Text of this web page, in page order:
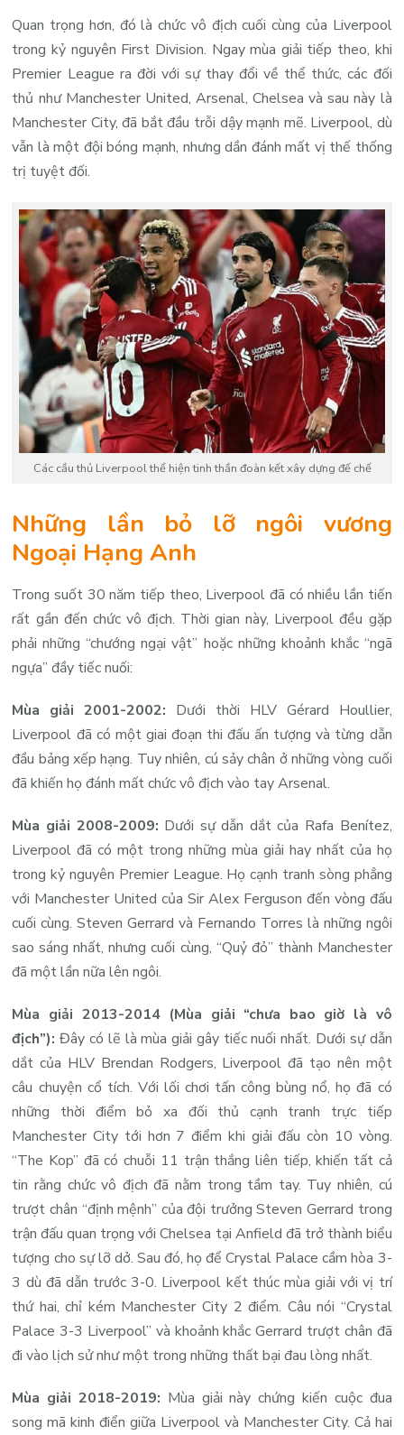
Quan trọng hơn, đó là chức vô địch cuối cùng của Liverpool
trong kỷ nguyên First Division. Ngay mùa giải tiếp theo, khi
Premier League ra đời với sự thay đổi về thể thức, các đối
thủ như Manchester United, Arsenal, Chelsea và sau này là
Manchester City, đã bắt đầu trỗi dậy mạnh mẽ. Liverpool, dù
vẫn là một đội bóng mạnh, nhưng dần đánh mất vị thế thống
trị tuyệt đối.
Các cầu thủ Liverpool thể hiện tinh thần đoàn kết xây dựng đế chế
Những lần bỏ lỡ ngôi vương
Ngoại Hạng Anh
Trong suốt 30 năm tiếp theo, Liverpool đã có nhiều lần tiến
rất gần đến chức vô địch. Thời gian này, Liverpool đều gặp
phải những “chướng ngại vật” hoặc những khoảnh khắc “ngã
ngựa” đầy tiếc nuối:
Mùa giải 2001-2002: Dưới thời HLV Gérard Houllier,
Liverpool đã có một giai đoạn thi đấu ấn tượng và từng dẫn
đầu bảng xếp hạng. Tuy nhiên, cú sảy chân ở những vòng cuối
đã khiến họ đánh mất chức vô địch vào tay Arsenal.
Mùa giải 2008-2009: Dưới sự dẫn dắt của Rafa Benítez,
Liverpool đã có một trong những mùa giải hay nhất của họ
trong kỷ nguyên Premier League. Họ cạnh tranh sòng phẳng
với Manchester United của Sir Alex Ferguson đến vòng đấu
cuối cùng. Steven Gerrard và Fernando Torres là những ngôi
sao sáng nhất, nhưng cuối cùng, “Quỷ đỏ” thành Manchester
đã một lần nữa lên ngôi.
Mùa giải 2013-2014 (Mùa giải “chưa bao giờ là vô
địch”): Đây có lẽ là mùa giải gây tiếc nuối nhất. Dưới sự dẫn
dắt của HLV Brendan Rodgers, Liverpool đã tạo nên một
câu chuyện cổ tích. Với lối chơi tấn công bùng nổ, họ đã có
những thời điểm bỏ xa đối thủ cạnh tranh trực tiếp
Manchester City tới hơn 7 điểm khi giải đấu còn 10 vòng.
“The Kop” đã có chuỗi 11 trận thắng liên tiếp, khiến tất cả
tin rằng chức vô địch đã nằm trong tầm tay. Tuy nhiên, cú
trượt chân “định mệnh” của đội trưởng Steven Gerrard trong
trận đấu quan trọng với Chelsea tại Anfield đã trở thành biểu
tượng cho sự lỡ dở. Sau đó, họ để Crystal Palace cầm hòa 3-
3 dù đã dẫn trước 3-0. Liverpool kết thúc mùa giải với vị trí
thứ hai, chỉ kém Manchester City 2 điểm. Câu nói “Crystal
Palace 3-3 Liverpool” và khoảnh khắc Gerrard trượt chân đã
đi vào lịch sử như một trong những thất bại đau lòng nhất.
Mùa giải 2018-2019: Mùa giải này chứng kiến cuộc đua
song mã kinh điển giữa Liverpool và Manchester City. Cả hai